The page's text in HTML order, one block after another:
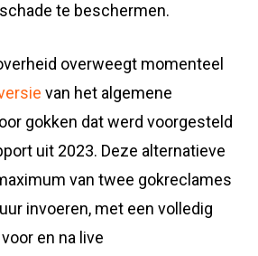
te beschermen.
overweegt momenteel
van het algemene
gokken dat werd voorgesteld
uit 2023. Deze alternatieve
van twee gokreclames
invoeren, met een volledig
en na live